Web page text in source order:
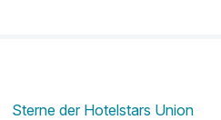
Sterne der Hotelstars Union